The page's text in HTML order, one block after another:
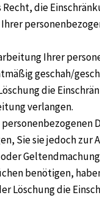
Recht, die
Ihrer
geschah/
die
verlangen.
personenbezogenen
Sie sie jedoch zur
benötigen,
Löschung die